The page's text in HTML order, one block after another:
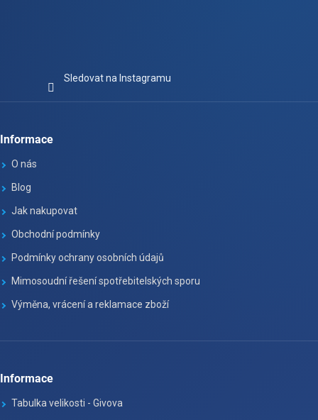
Sledovat na Instagramu
Informace
O nás
Blog
Jak nakupovat
Obchodní podmínky
Podmínky ochrany osobních údajů
Mimosoudní řešení spotřebitelských sporu
Výměna, vrácení a reklamace zboží
Informace
Tabulka velikosti - Givova